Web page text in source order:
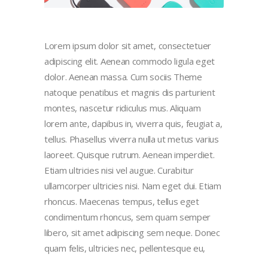
Lorem ipsum dolor sit amet, consectetuer
adipiscing elit. Aenean commodo ligula eget
dolor. Aenean massa. Cum sociis Theme
natoque penatibus et magnis dis parturient
montes, nascetur ridiculus mus. Aliquam
lorem ante, dapibus in, viverra quis, feugiat a,
tellus. Phasellus viverra nulla ut metus varius
laoreet. Quisque rutrum. Aenean imperdiet.
Etiam ultricies nisi vel augue. Curabitur
ullamcorper ultricies nisi. Nam eget dui. Etiam
rhoncus. Maecenas tempus, tellus eget
condimentum rhoncus, sem quam semper
libero, sit amet adipiscing sem neque. Donec
quam felis, ultricies nec, pellentesque eu,